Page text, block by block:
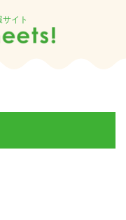
イト